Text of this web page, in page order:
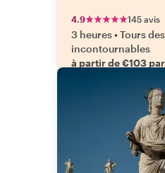
4.9 145 avis
3 heures•Tours des
incontournables
à partir de €103